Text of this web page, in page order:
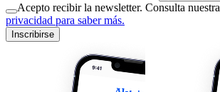
Acepto recibir la newsletter. Consulta nuestra
privacidad para saber más.
Inscribirse